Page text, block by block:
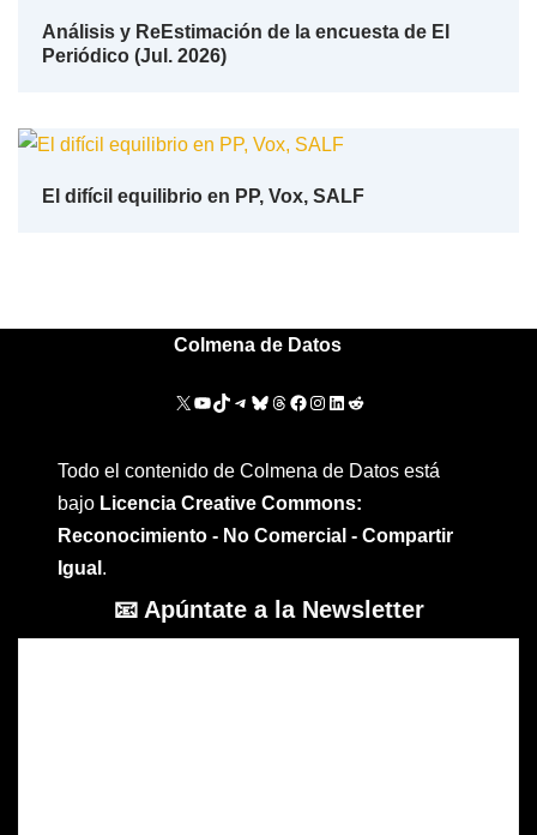
Análisis y ReEstimación de la encuesta de El
Periódico (Jul. 2026)
El difícil equilibrio en PP, Vox, SALF
Colmena de Datos
Todo el contenido de Colmena de Datos está
bajo Licencia Creative Commons:
Reconocimiento - No Comercial - Compartir
Igual .
📧 Apúntate a la Newsletter